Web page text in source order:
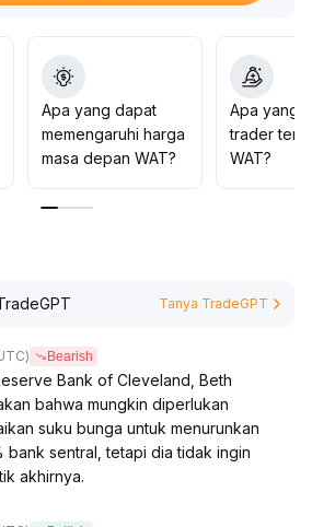
menunjukkan perbaikan
untuk melakukan
pendek memanfaatkan jendela
breakout palsu dan kemungkinan
bawah level normal
Apa yang dapat
memengaruhi harga
masa depan WAT?
Apa yang
trader
WAT?
Tanya TradeGPT
Bearish
Bank of Cleveland, Beth
bahwa mungkin diperlukan
suku bunga untuk menurunkan
bank sentral, tetapi dia tidak ingin
akhirnya.